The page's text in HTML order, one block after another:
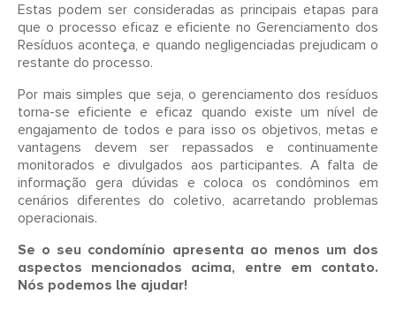
Estas podem ser consideradas as principais etapas para
que o processo eficaz e eficiente no Gerenciamento dos
Resíduos aconteça, e quando negligenciadas prejudicam o
restante do processo.
Por mais simples que seja, o gerenciamento dos resíduos
torna-se eficiente e eficaz quando existe um nível de
engajamento de todos e para isso os objetivos, metas e
vantagens devem ser repassados e continuamente
monitorados e divulgados aos participantes. A falta de
informação gera dúvidas e coloca os condôminos em
cenários diferentes do coletivo, acarretando problemas
operacionais.
Se o seu condomínio apresenta ao menos um dos
aspectos mencionados acima, entre em contato.
Nós podemos lhe ajudar!